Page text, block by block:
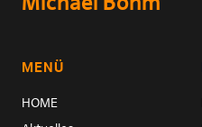
MENÜ
HOME